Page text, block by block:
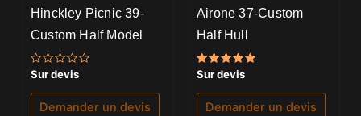
Hinckley Picnic 39-
Custom Half Model
Note
0
sur
Sur devis
Demander un devis
Airone 37-Custom
Half Hull
Note
5.00
sur 5
Sur devis
Demander un devis